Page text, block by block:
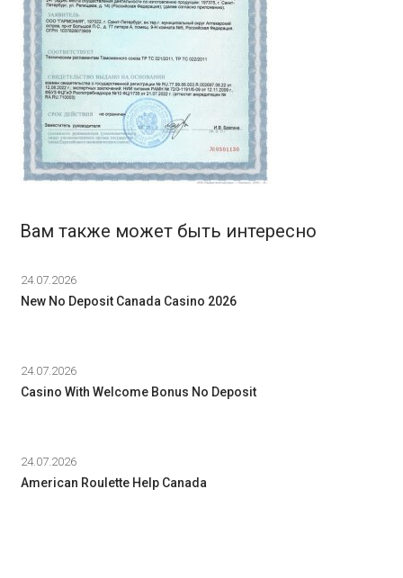
Вам также может быть интересно
24.07.2026
New No Deposit Canada Casino 2026
24.07.2026
Casino With Welcome Bonus No Deposit
24.07.2026
American Roulette Help Canada